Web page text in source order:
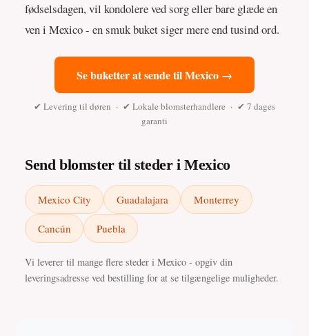
fødselsdagen, vil kondolere ved sorg eller bare glæde en
ven i Mexico - en smuk buket siger mere end tusind ord.
Se buketter at sende til Mexico →
✔ Levering til døren · ✔ Lokale blomsterhandlere · ✔ 7 dages
garanti
Send blomster til steder i Mexico
Mexico City Guadalajara Monterrey
Cancún Puebla
Vi leverer til mange flere steder i Mexico - opgiv din
leveringsadresse ved bestilling for at se tilgængelige muligheder.